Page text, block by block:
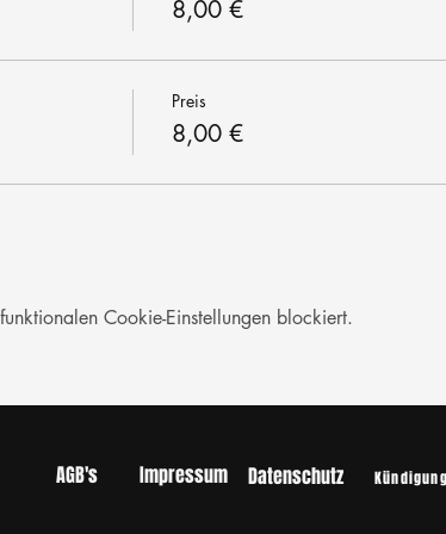
8,00 €
Preis
8,00 €
Cookie-Einstellungen blockiert.
AGB's Impressum Datenschutz Kündigung